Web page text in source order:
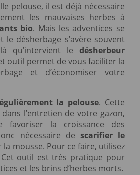
pelouse, il est déjà nécessaire
les mauvaises herbes à
bio. Mais les adventices se
le désherbage s’avère souvent
qu’intervient le désherbeur
outil permet de vous faciliter la
et d’économiser votre
la pelouse. Cette
l’entretien de votre gazon,
favoriser la croissance des
nécessaire de scarifier le
la mousse. Pour ce faire, utilisez
outil est très pratique pour
et les brins d’herbes morts.